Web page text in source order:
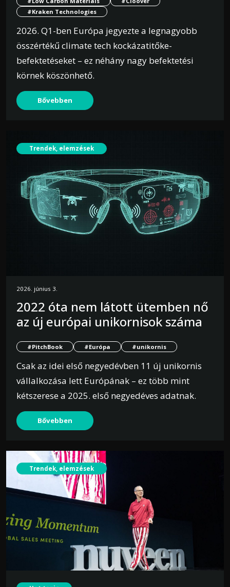
#Kraken Technologies
2026. Q1-ben Európa jegyezte a legnagyobb
összértékű climate tech kockázatitőke-
befektetéseket – ez néhány nagy befektetési
körnek köszönhető.
Bővebben
Trendek, elemzések
2026. június 3.
2022 óta nem látott ütemben nő
az új európai unikornisok száma
#PitchBook #Európa #unikornis
Csak az idei első negyedévben 11 új unikornis
vállalkozása lett Európának – ez több mint
kétszerese a 2025. első negyedéves adatnak.
Bővebben
Trendek, elemzések